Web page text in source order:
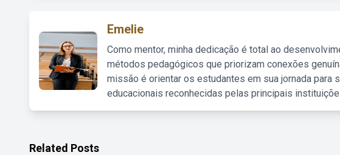
Emelie
Como mentor, minha dedicação é total ao
métodos pedagógicos que priorizam conexões
missão é orientar os estudantes em sua jornada para
educacionais reconhecidas pelas principais
Related Posts